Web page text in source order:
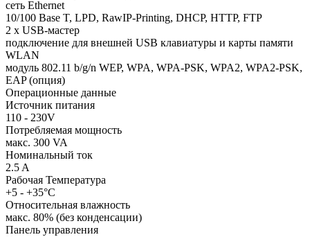
сеть Ethernet
10/100 Base T, LPD, RawIP-Printing, DHCP, HTTP, FTP
2 x USB-мастер
подключение для внешней USB клавиатуры и карты памяти
WLAN
модуль 802.11 b/g/n WEP, WPA, WPA-PSK, WPA2, WPA2-PSK,
EAP (опция)
Операционные данные
Источник питания
110 - 230V
Потребляемая мощность
макс. 300 VA
Номинальный ток
2.5 A
Рабочая Температура
+5 - +35°C
Относительная влажность
макс. 80% (без конденсации)
Панель управления